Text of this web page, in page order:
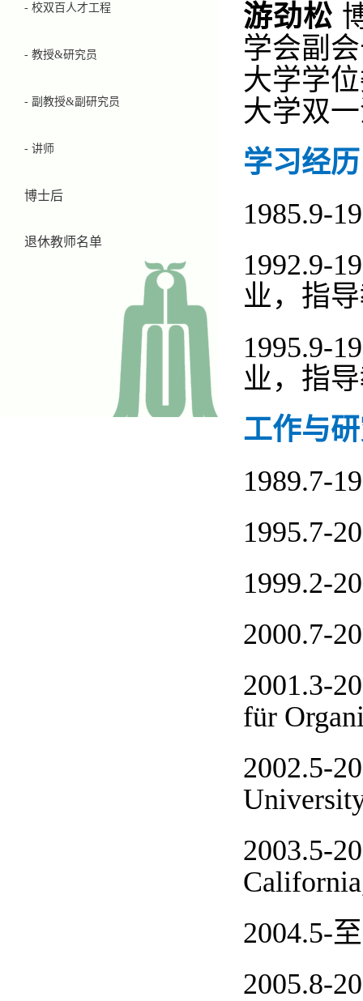
- 校双百人才工程
- 教授&研究员
- 副教授&副研究员
- 讲师
博士后
退休教师名单
游劲松
学会副
大学学
大学双
学习经历
1985.9-
1992.9-
业，指
1995.9-
业，指
工作与
1989.7-
1995.7-
1999.2-
2000.7-
2001.3-
für
2002.5-
2003.5-
2004.5-
2005.8-